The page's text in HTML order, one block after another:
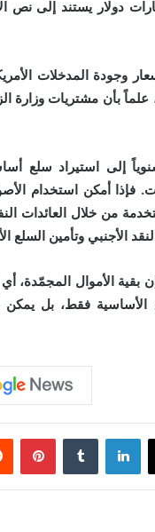
وجودة المدخلات
علماً بأن مشتريات وزارة
إلى استيراد سلع
أمكن استخدام
من خلال العائدات
الأجنبي وتأمين السلع
الأساسية فقط، بل
لينكدإن